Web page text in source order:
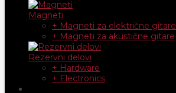
Magneti
+ Magneti za električne gitare
+ Magneti za akustične gitare
Rezervni delovi
+ Hardware
+ Electronics